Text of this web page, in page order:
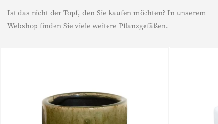
Ist das nicht der Topf, den Sie kaufen möchten? In unserem
Webshop finden Sie viele weitere Pflanzgefäßen.